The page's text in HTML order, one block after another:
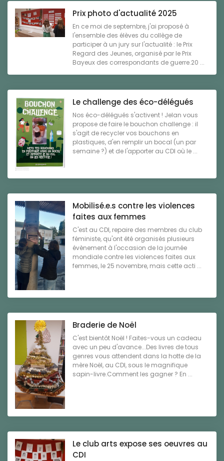
Prix photo d'actualité 2025
En ce moi de septembre, j'ai proposé à
l'ensemble des élèves du collège de
participer à un jury sur l'actualité : le Prix
Regard des Jeunes, organisé par le Prix
Bayeux des correspondants de guerre.20 ...
Le challenge des éco-délégués
Nos éco-délégués s'activent ! Jelan vous
propose de faire le bouchon challenge : il
s'agit de recycler vos bouchons en
plastiques, d'en remplir un bocal (un par
semaine ?) et de l'apporter au CDI où le ...
Mobilisé.e.s contre les violences
faites aux femmes
C'est au CDI, repaire des membres du club
féministe, qu'ont été organisés plusieurs
évènement à l'occasion de la journée
mondiale contre les violences faites aux
femmes, le 25 novembre, mais cette acti ...
Braderie de Noël
C'est bientôt Noël ! Faites-vous un cadeau
avec un peu d'avance...Des livres de tous
genres vous attendent dans la hotte de la
mère Noël, au CDI, sous le magnifique
sapin-livre.Comment les gagner ? En ...
Le club arts expose ses oeuvres au
CDI